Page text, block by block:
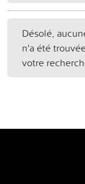
Désolé,
n'a été
votre